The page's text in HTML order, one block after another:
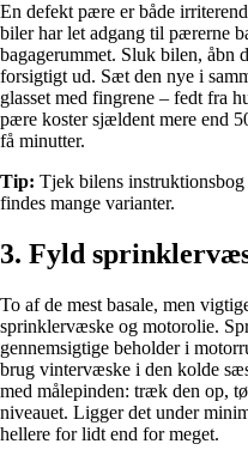
En defekt pære er både
biler har let adgang til pærerne
bagagerummet. Sluk bilen,
forsigtigt ud. Sæt den nye i
glasset med fingrene – fedt fra
pære koster sjældent mere end
få minutter.
Tip: Tjek bilens
findes mange varianter.
3. Fyld
To af de mest basale, men
sprinklervæske og motorolie.
gennemsigtige beholder i
brug vintervæske i den kolde
med målepinden: træk den op,
niveauet. Ligger det under
hellere for lidt end for meget.